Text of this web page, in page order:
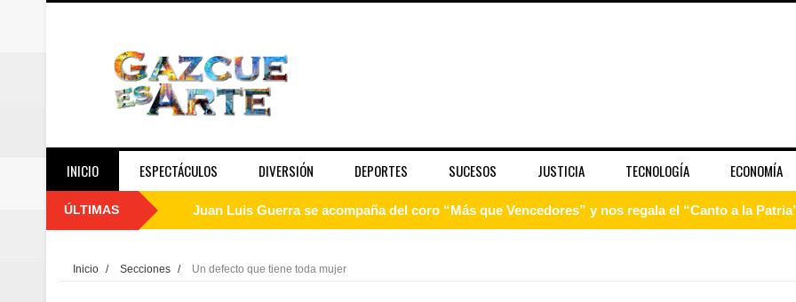
INICIO ESPECTÁCULOS DIVERSIÓN DEPORTES SUCESOS JUSTICIA TECNOLOGÍA ECONOMÍA
ÚLTIMAS Juan Luis Guerra se acompaña del coro “Más que Vencedores” y nos regala el “Canto a la
Inicio / Secciones / Un defecto que tiene toda mujer